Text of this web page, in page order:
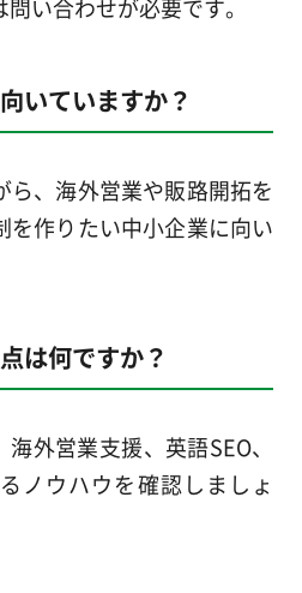
い合わせが必要です。
いていますか？
ら、海外営業や販路開拓を
を作りたい中小企業に向い
は何ですか？
外営業支援、英語SEO、
ノウハウを確認しましょ